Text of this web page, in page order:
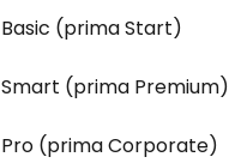
Basic (prima Start)
Smart (prima Premium)
Pro (prima Corporate)